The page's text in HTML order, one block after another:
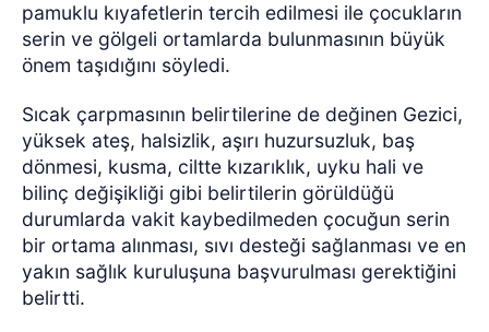
pamuklu kıyafetlerin tercih edilmesi ile çocukların
serin ve gölgeli ortamlarda bulunmasının büyük
önem taşıdığını söyledi.
Sıcak çarpmasının belirtilerine de değinen Gezici,
yüksek ateş, halsizlik, aşırı huzursuzluk, baş
dönmesi, kusma, ciltte kızarıklık, uyku hali ve
bilinç değişikliği gibi belirtilerin görüldüğü
durumlarda vakit kaybedilmeden çocuğun serin
bir ortama alınması, sıvı desteği sağlanması ve en
yakın sağlık kuruluşuna başvurulması gerektiğini
belirtti.